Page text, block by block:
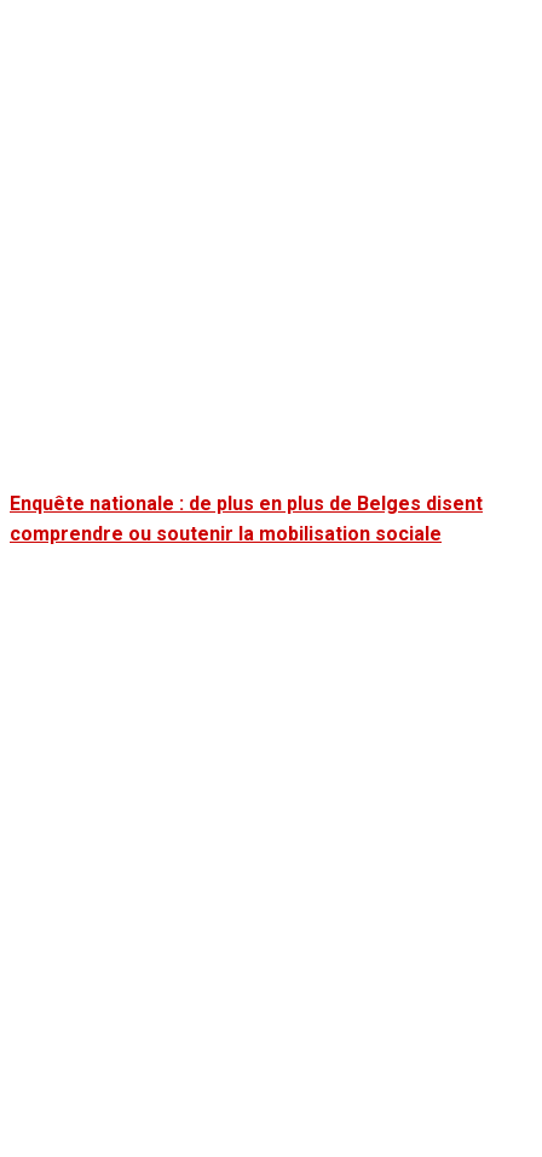
Enquête nationale : de plus en plus de Belges disent
comprendre ou soutenir la mobilisation sociale